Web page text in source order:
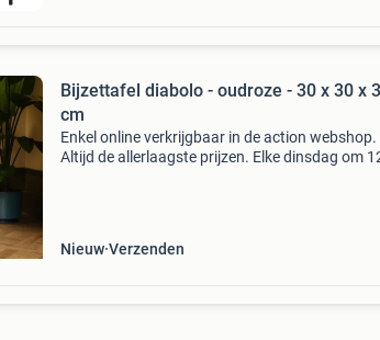
Bijzettafel diabolo - oudroze - 30 x 30 x
cm
Enkel online verkrijgbaar in de action webshop.
Altijd de allerlaagste prijzen. Elke dinsdag om
Nieuw Verzenden